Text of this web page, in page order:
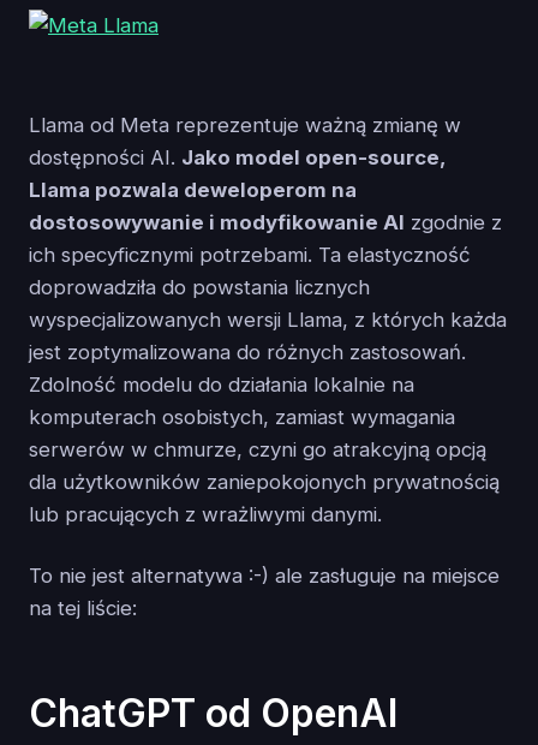
Llama od Meta reprezentuje ważną zmianę w
dostępności AI. Jako model open-source,
Llama pozwala deweloperom na
dostosowywanie i modyfikowanie AI zgodnie z
ich specyficznymi potrzebami. Ta elastyczność
doprowadziła do powstania licznych
wyspecjalizowanych wersji Llama, z których każda
jest zoptymalizowana do różnych zastosowań.
Zdolność modelu do działania lokalnie na
komputerach osobistych, zamiast wymagania
serwerów w chmurze, czyni go atrakcyjną opcją
dla użytkowników zaniepokojonych prywatnością
lub pracujących z wrażliwymi danymi.
To nie jest alternatywa :-) ale zasługuje na miejsce
na tej liście:
ChatGPT od OpenAI